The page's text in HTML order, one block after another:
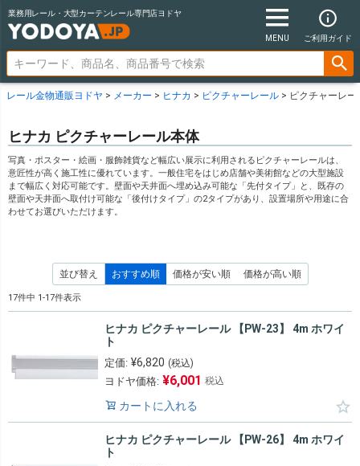
業務用レール・大型カーテンレール専門店ヨドヤ
MENU ご利用ガイド
レール金物通販ヨドヤ メーカー ヒナカ ピクチャーレール ピクチャーレー
ヒナカ ピクチャーレール本体
写真・ポスター・絵画・服飾雑貨など幅広い展示に利用されるピクチャーレールは、
意匠性が高く施工性に優れています。一般住宅をはじめ店舗や美術館などの大型施設
まで幅広く対応可能です。壁面や天井面へ埋め込み可能な「先付タイプ」と、既存の
壁面や天井面へ取付け可能な「後付けタイプ」の2タイプがあり、設置場所や用途に合
わせてお選びいただけます。
並び替え おすすめ順 価格が安い順 価格が高い順
17件中 1-17件表示
ヒナカ ピクチャーレール 【PW-23】 4m ホワイ
ト
定価: ¥6,820 (税込)
ヨドヤ価格: ¥6,001 税込
カートに入れる
ヒナカ ピクチャーレール 【PW-26】 4m ホワイ
ト